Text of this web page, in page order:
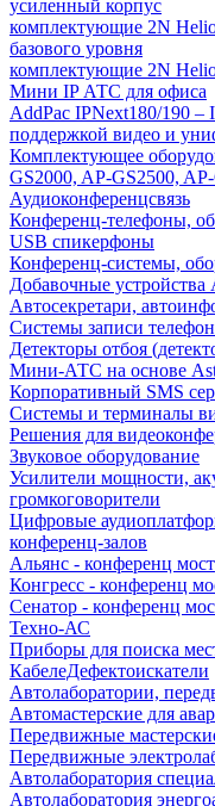
усиленный корпус
комплектующие 2N
базового уровня
комплектующие 2N
Мини IP АТС для офиса
AddPac IPNext180/190 –
поддержкой видео и
Комплектующее
GS2000, AP-GS2500,
Аудиоконференцсвязь
Конференц-телефоны,
USB спикерфоны
Конференц-системы,
Добавочные
Автосекретари,
Системы записи
Детекторы отбоя
Мини-АТС на основе
Корпоративный SMS
Системы и терминалы
Решения для
Звуковое оборудование
Усилители мощности,
громкоговорители
Цифровые
конференц-залов
Альянс - конференц мост
Конгресс - конференц
Сенатор - конференц
Техно-АС
Приборы для поиска
КабелеДефектоискатели
Автолаборатории,
Автомастерские для
Передвижные
Передвижные
Автолаборатория
Автолаборатория